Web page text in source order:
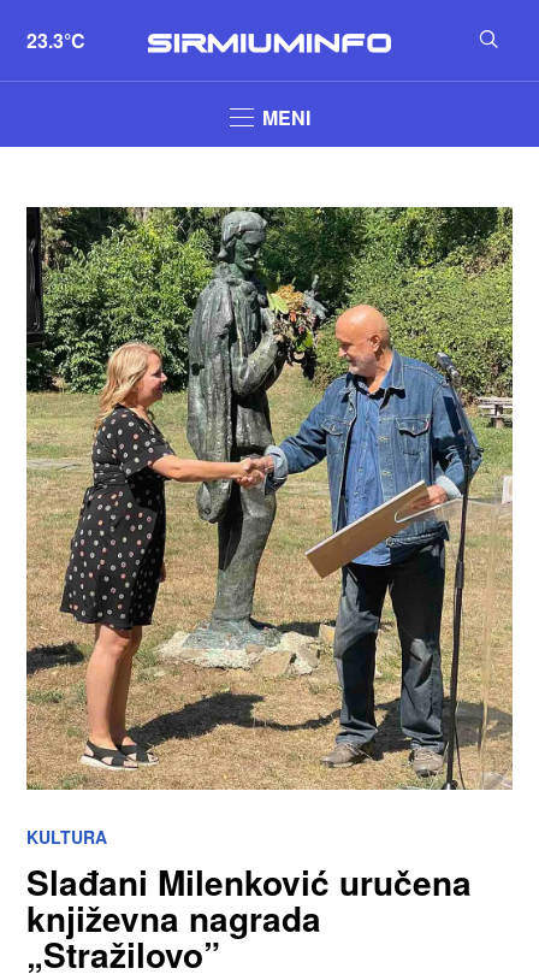
23.3°C
MENI
KULTURA
Slađani Milenković uručena
književna nagrada
„Stražilovo”